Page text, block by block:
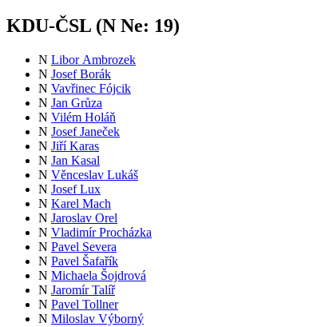
KDU-ČSL (N Ne: 19)
N Libor Ambrozek
N Josef Borák
N Vavřinec Fójcik
N Jan Grůza
N Vilém Holáň
N Josef Janeček
N Jiří Karas
N Jan Kasal
N Věnceslav Lukáš
N Josef Lux
N Karel Mach
N Jaroslav Orel
N Vladimír Procházka
N Pavel Severa
N Pavel Šafařík
N Michaela Šojdrová
N Jaromír Talíř
N Pavel Tollner
N Miloslav Výborný